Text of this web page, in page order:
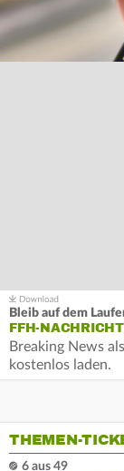
Bleib auf dem
FFH-
Breaking News
kostenlos laden.
THEMEN-
6 aus 49